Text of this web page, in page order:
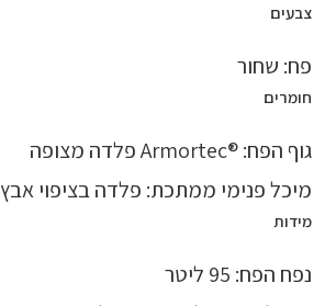
צבעים
פח: שחור
חומרים
גוף הפח: ®Armortec פלדה מצופה
מיכל פנימי ממתכת: פלדה בציפוי אבץ
מידות
נפח הפח: 95 ליטר